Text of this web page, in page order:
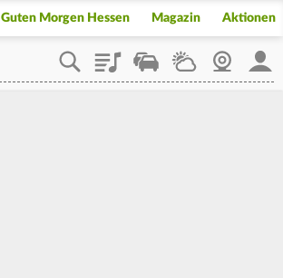
Guten Morgen Hessen Magazin Aktionen
PlaylistStaupilotWetterWebcam